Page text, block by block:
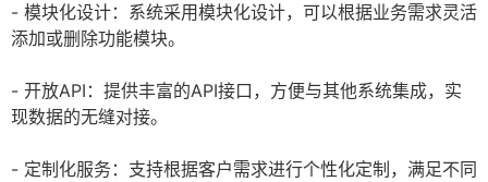
- 模块化设计：系统采用模块化设计，可以根据业务需求灵活
添加或删除功能模块。
- 开放API：提供丰富的API接口，方便与其他系统集成，实
现数据的无缝对接。
- 定制化服务：支持根据客户需求进行个性化定制，满足不同